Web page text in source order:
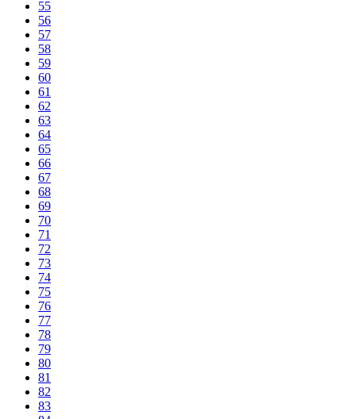
55
56
57
58
59
60
61
62
63
64
65
66
67
68
69
70
71
72
73
74
75
76
77
78
79
80
81
82
83